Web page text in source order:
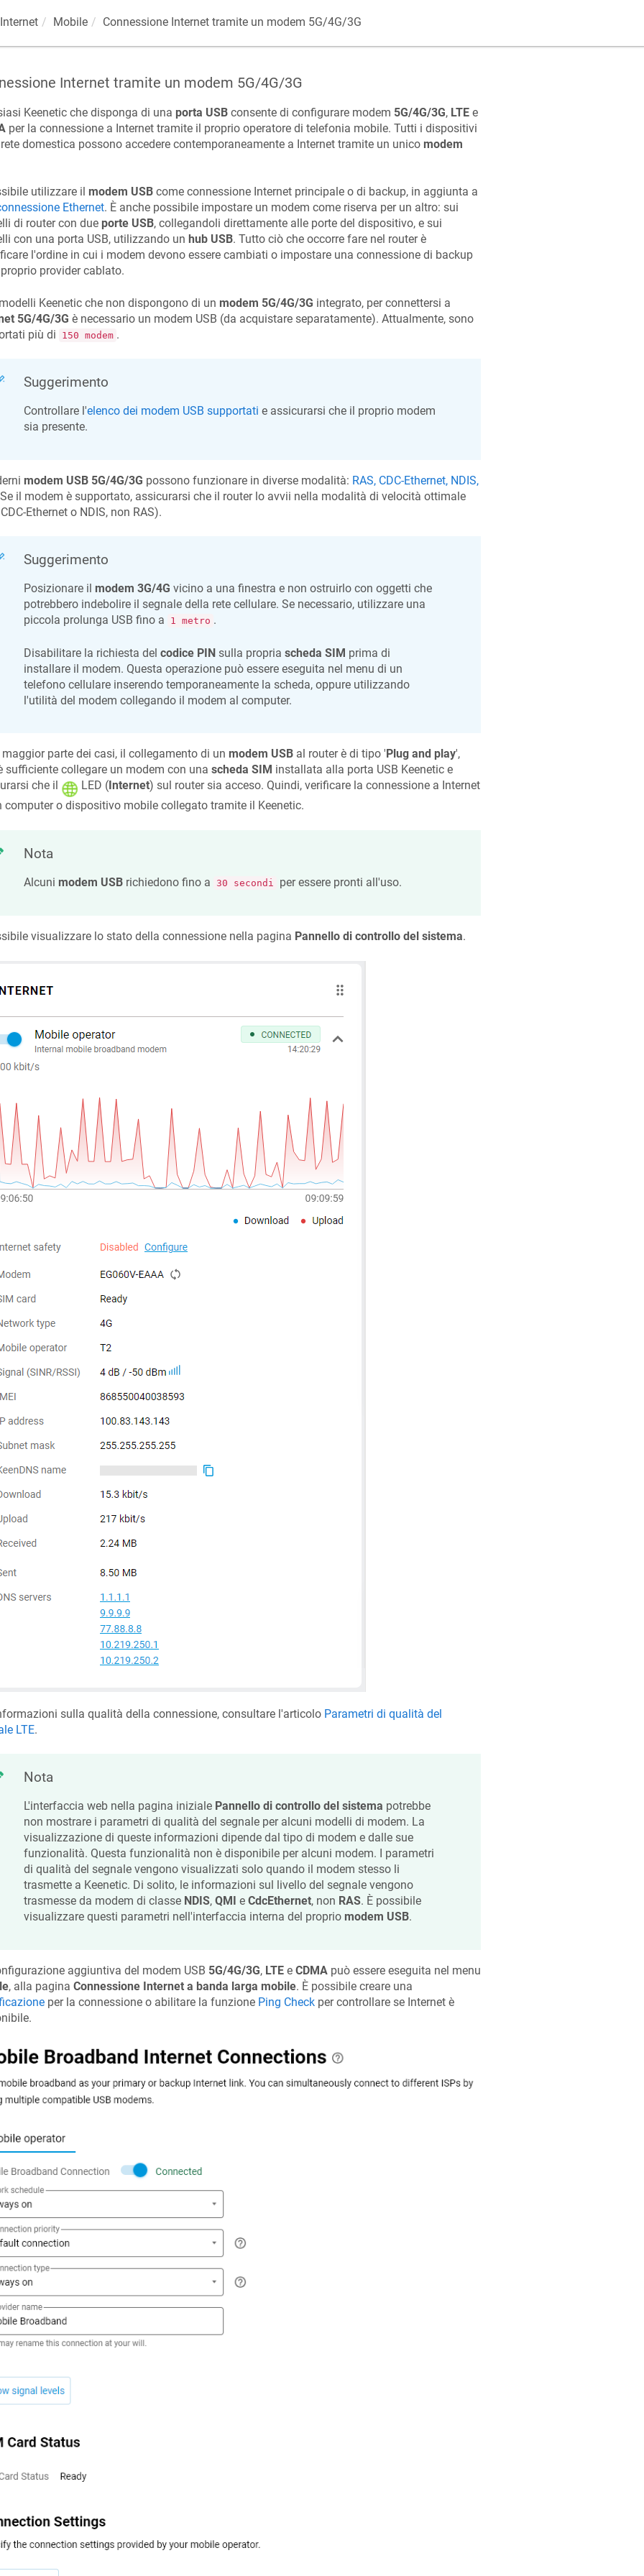
Internet Mobile Connessione Internet tramite un modem 5G/4G/3G
Internet tramite un modem 5G/4G/3G
Keeneticche disponga di una porta USBconsente di configurare modem 5G/4G/3G, LTEe
per la connessione a Internet tramite il proprio operatore di telefonia mobile. Tutti i dispositivi
domestica possono accedere contemporaneamente a Internet tramite un unico modem
utilizzare il modem USBcome connessione Internet principale o di backup, in aggiunta a
Ethernet. È anche possibile impostare un modem come riserva per un altro: sui
di router con due porte USB, collegandoli direttamente alle porte del dispositivo, e sui
con una porta USB, utilizzando un hub USB. Tutto ciò che occorre fare nel router è
l'ordine in cui i modem devono essere cambiati o impostare una connessione di backup
provider cablato.
Keeneticche non dispongono di un modem 5G/4G/3G integrato, per connettersi a
5G/4G/3G è necessario un modem USB (da acquistare separatamente). Attualmente, sono
più di
150 modem .
Suggerimento
Controllare l'elenco dei modem USB supportati e assicurarsi che il proprio modem
sia presente.
modem USB 5G/4G/3G possono funzionare in diverse modalità: RAS, CDC-Ethernet, NDIS,
il modem è supportato, assicurarsi che il router lo avvii nella modalità di velocità ottimale
Ethernet o NDIS, non RAS).
Suggerimento
Posizionare il modem 3G/4G vicino a una finestra e non ostruirlo con oggetti che
potrebbero indebolire il segnale della rete cellulare. Se necessario, utilizzare una
piccola prolunga USB fino a
1 metro .
Disabilitare la richiesta del codice PINsulla propria scheda SIM prima di
installare il modem. Questa operazione può essere eseguita nel menu di un
telefono cellulare inserendo temporaneamente la scheda, oppure utilizzando
l'utilità del modem collegando il modem al computer.
maggior parte dei casi, il collegamento di un modem USBal router è di tipo 'Plug and play',
sufficiente collegare un modem con una scheda SIM installata alla porta USB Keenetice
che il
LED (Internet) sul router sia acceso. Quindi, verificare la connessione a Internet
computer o dispositivo mobile collegato tramite il Keenetic.
Nota
Alcuni modem USBrichiedono fino a 30 secondi per essere pronti all'uso.
visualizzare lo stato della connessione nella pagina Pannello di controllo del sistema.
sulla qualità della connessione, consultare l'articolo Parametri di qualità del
LTE.
Nota
L'interfaccia web nella pagina iniziale Pannello di controllo del sistema potrebbe
non mostrare i parametri di qualità del segnale per alcuni modelli di modem. La
visualizzazione di queste informazioni dipende dal tipo di modem e dalle sue
funzionalità. Questa funzionalità non è disponibile per alcuni modem. I parametri
di qualità del segnale vengono visualizzati solo quando il modem stesso li
trasmette a Keenetic. Di solito, le informazioni sul livello del segnale vengono
trasmesse da modem di classe NDIS, QMI e CdcEthernet, non RAS. È possibile
visualizzare questi parametri nell'interfaccia interna del proprio modem USB.
aggiuntiva del modem USB 5G/4G/3G, LTEe CDMApuò essere eseguita nel menu
, alla pagina Connessione Internet a banda larga mobile. È possibile creare una
per la connessione o abilitare la funzione Ping Checkper controllare se Internet è